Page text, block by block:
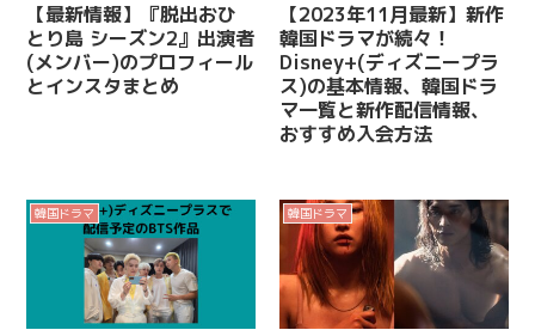
【最新情報】『脱出おひ
とり島 シーズン2』出演者
(メンバー)のプロフィール
とインスタまとめ
【2023年11月最新】新作
韓国ドラマが続々！
Disney+(ディズニープラ
ス)の基本情報、韓国ドラ
マ一覧と新作配信情報、
おすすめ入会方法
韓国ドラマ 韓国ドラマ